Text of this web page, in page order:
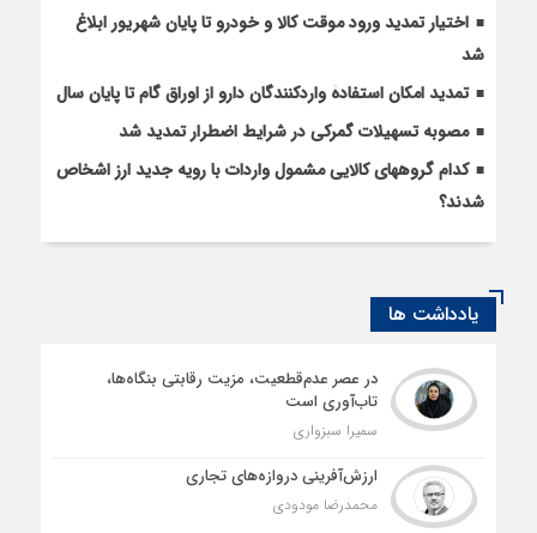
اختیار تمدید ورود موقت کالا و خودرو تا پایان شهریور ابلاغ
شد
تمدید امکان استفادۀ واردکنندگان دارو از اوراق گام تا پایان سال
مصوبه تسهیلات گمرکی در شرایط اضطرار تمدید شد
کدام گروههای کالایی مشمول واردات با رویه جدید ارز اشخاص
شدند؟
یادداشت ها
در عصر عدم‌قطعیت، مزیت رقابتی بنگاه‌ها،
تاب‌آوری است
سمیرا سبزواری
ارزش‌آفرینی دروازه‌های تجاری
محمدرضا مودودی